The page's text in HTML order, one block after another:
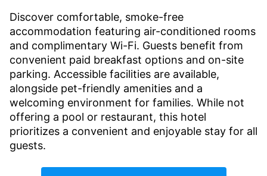
Discover comfortable, smoke-free
accommodation featuring air-conditioned rooms
and complimentary Wi-Fi. Guests benefit from
convenient paid breakfast options and on-site
parking. Accessible facilities are available,
alongside pet-friendly amenities and a
welcoming environment for families. While not
offering a pool or restaurant, this hotel
prioritizes a convenient and enjoyable stay for all
guests.